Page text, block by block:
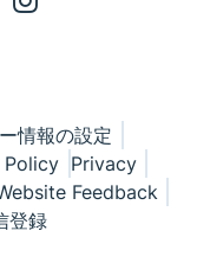
情報の設定
Policy Privacy
Feedback
登録